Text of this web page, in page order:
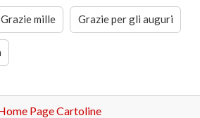
Grazie mille Grazie per gli auguri
Page Cartoline